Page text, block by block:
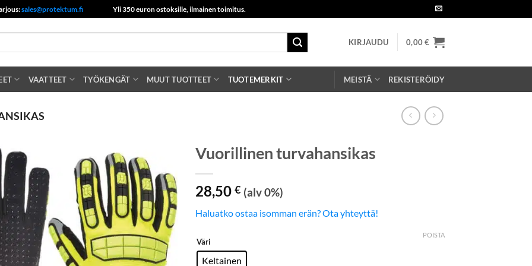
sales@protektum.fiYli 350 euron ostoksille, ilmainen toimitus.
KIRJAUDU 0,00€
VAATTEET TYÖKENGÄT MUUT TUOTTEET TUOTEMERKIT MEISTÄ REKISTERÖIDY
Vuorillinen turvahansikas
28,50 € (alv 0%)
Haluatko ostaa isomman erän? Ota yhteyttä!
Väri
Keltainen
POISTA